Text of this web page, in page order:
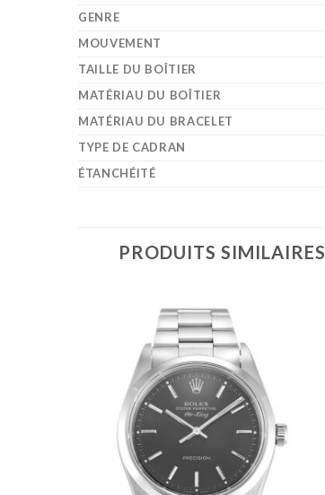
GENRE
MOUVEMENT
TAILLE DU BOÎTIER
MATÉRIAU DU BOÎTIER
MATÉRIAU DU BRACELET
TYPE DE CADRAN
ÉTANCHÉITÉ
PRODUITS SIMILAIRES